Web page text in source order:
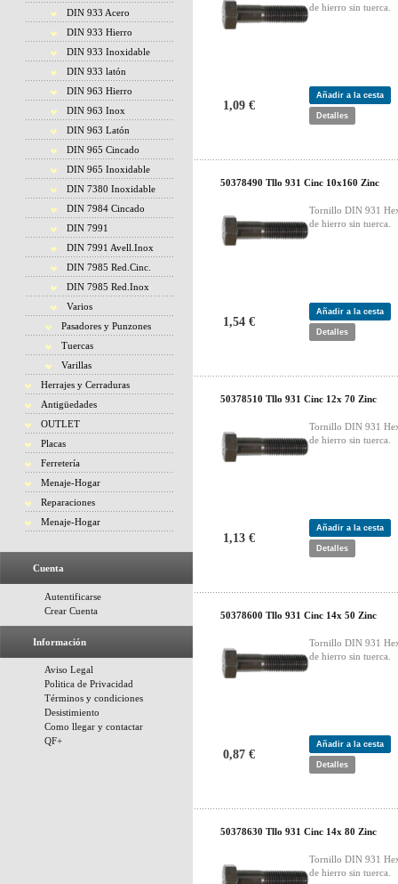
DIN 933 Acero
DIN 933 Hierro
DIN 933 Inoxidable
DIN 933 latón
DIN 963 Hierro
DIN 963 Inox
DIN 963 Latón
DIN 965 Cincado
DIN 965 Inoxidable
DIN 7380 Inoxidable
DIN 7984 Cincado
DIN 7991
DIN 7991 Avell.Inox
DIN 7985 Red.Cinc.
DIN 7985 Red.Inox
Varios
Pasadores y Punzones
Tuercas
Varillas
Herrajes y Cerraduras
Antigüedades
OUTLET
Placas
Ferretería
Menaje-Hogar
Reparaciones
Menaje-Hogar
Cuenta
Autentificarse
Crear Cuenta
Información
Aviso Legal
Politica de Privacidad
Términos y condiciones
Desistimiento
Como llegar y contactar
QF+
de hierro sin tuerca.
1,09 €
Añadir a la cesta
Detalles
50378490 Tllo 931 Cinc 10x160 Zinc
Tornillo DIN 931
de hierro sin tuerca.
1,54 €
Añadir a la cesta
Detalles
50378510 Tllo 931 Cinc 12x 70 Zinc
Tornillo DIN 931
de hierro sin tuerca.
1,13 €
Añadir a la cesta
Detalles
50378600 Tllo 931 Cinc 14x 50 Zinc
Tornillo DIN 931
de hierro sin tuerca.
0,87 €
Añadir a la cesta
Detalles
50378630 Tllo 931 Cinc 14x 80 Zinc
Tornillo DIN 931
de hierro sin tuerca.